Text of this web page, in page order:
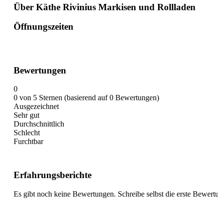
Über Käthe Rivinius Markisen und Rollladen
Öffnungszeiten
Bewertungen
0
0 von 5 Sternen (basierend auf 0 Bewertungen)
Ausgezeichnet
Sehr gut
Durchschnittlich
Schlecht
Furchtbar
Erfahrungsberichte
Es gibt noch keine Bewertungen. Schreibe selbst die erste